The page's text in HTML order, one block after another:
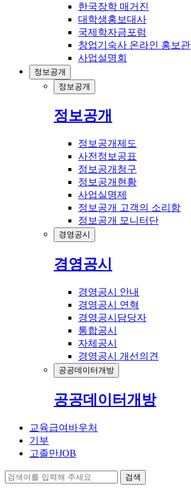
한국장학 매거진
대학생홍보대사
국제학자금포럼
창업기숙사 온라인 홍보관
사업설명회
정보공개
정보공개
정보공개
정보공개제도
사전정보공표
정보공개청구
정보공개현황
사업실명제
정보공개 고객의 소리함
정보공개 모니터단
경영공시
경영공시
경영공시 안내
경영공시 연혁
경영공시담당자
통합공시
자체공시
경영공시 개선의견
공공데이터개방
공공데이터개방
교육급여바우처
기부
고졸만JOB
검색